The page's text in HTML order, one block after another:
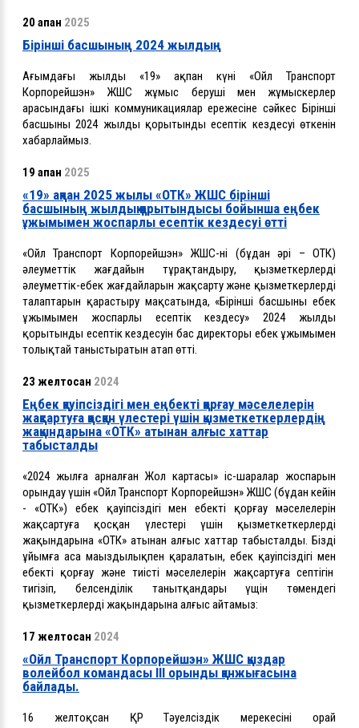
20 ақпан 2025
Бірінші басшының 2024 жылдың
Ағымдағы жылдың «19» ақпан күні «Ойл Транспорт
Корпорейшэн» ЖШС жұмыс беруші мен жұмыскерлер
арасындағы ішкі коммуникациялар ережесіне сәйкес Бірінші
басшының 2024 жылдың қорытынды есептік кездесуі өткенін
хабарлаймыз.
19 ақпан 2025
«19» ақпан 2025 жылы «ОТК» ЖШС бірінші
басшының жылдық қорытындысы бойынша еңбек
ұжымымен жоспарлы есептік кездесуі өтті
«Ойл Транспорт Корпорейшэн» ЖШС-нің (бұдан әрі – ОТК)
әлеуметтік жағдайын тұрақтандыру, қызметкерлердің
әлеуметтік-еңбек жағдайларын жақсарту және қызметкерлердің
талаптарын қарастыру мақсатында, «Бірінші басшының еңбек
ұжымымен жоспарлы есептік кездесу» 2024 жылдың
қорытынды есептік кездесуін бас директоры еңбек ұжымымен
толықтай таныстыратын атап өтті.
23 желтоқсан 2024
Еңбек қауіпсіздігі мен еңбекті қорғау мәселелерін
жақсартуға қосқан үлестері үшін қызметкеткерлердің
жақындарына «ОТК» атынан алғыс хаттар
табысталды
«2024 жылға арналған Жол картасы» іс-шаралар жоспарын
орындау үшін «Ойл Транспорт Корпорейшэн» ЖШС (бұдан кейін
- «ОТК») еңбек қауіпсіздігі мен еңбекті қорғау мәселелерін
жақсартуға қосқан үлестері үшін қызметкеткерлердің
жақындарына «ОТК» атынан алғыс хаттар табысталды. Біздің
ұйымға аса маңыздылықпен қаралатын, еңбек қауіпсіздігі мен
еңбекті қорғау және тиісті мәселелерін жақсартуға септігін
тигізіп, белсенділік танытқандары үщін төмендегі
қызметкерлердің жақындарына алғыс айтамыз:
17 желтоқсан 2024
«Ойл Транспорт Корпорейшэн» ЖШС қыздар
волейбол командасы ІІІ орынды қанжығасына
байлады.
16 желтоқсан ҚР Тәуелсіздік мерекесіні орай